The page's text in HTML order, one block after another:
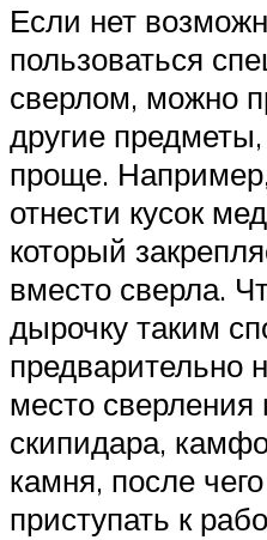
Если нет
пользоваться
сверлом, можно
другие
проще.
отнести кусок
который
вместо сверла.
дырочку таким
предварительно
место сверления
скипидара,
камня, после
приступать к